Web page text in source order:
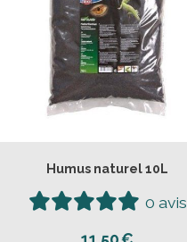
Humus naturel 10L
0 avis